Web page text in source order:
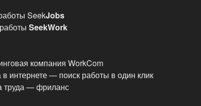
SeekJobs
SeekWork
компания WorkCom
интернете — поиск работы в один клик
труда — фриланс